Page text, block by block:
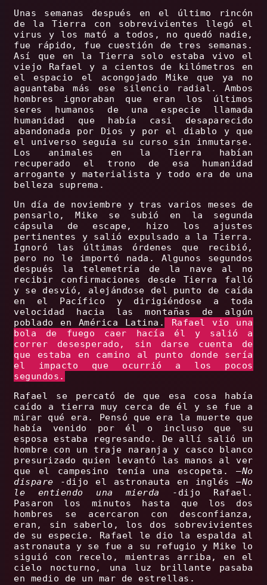
Unas semanas después en el último rincón
de la Tierra con sobrevivientes llegó el
virus y los mató a todos, no quedó nadie,
fue rápido, fue cuestión de tres semanas.
Así que en la Tierra solo estaba vivo el
viejo Rafael y a cientos de kilómetros en
el espacio el acongojado Mike que ya no
aguantaba más ese silencio radial. Ambos
hombres ignoraban que eran los últimos
seres humanos de una especie llamada
humanidad que había casi desaparecido
abandonada por Dios y por el diablo y que
el universo seguía su curso sin inmutarse.
Los animales en la Tierra habían
recuperado el trono de esa humanidad
arrogante y materialista y todo era de una
belleza suprema.
Un día de noviembre y tras varios meses de
pensarlo, Mike se subió en la segunda
cápsula de escape, hizo los ajustes
pertinentes y salió expulsado a la Tierra.
Ignoró las últimas órdenes que recibió,
pero no le importó nada. Algunos segundos
después la telemetría de la nave al no
recibir confirmaciones desde Tierra falló
y se desvió, alejándose del punto de caída
en el Pacífico y dirigiéndose a toda
velocidad hacia las montañas de algún
poblado en América Latina.
Rafael vio una
bola de fuego caer hacía él y salió a
correr desesperado, sin darse cuenta de
que estaba en camino al punto donde sería
el impacto que ocurrió a los pocos
segundos.
Rafael se percató de que esa cosa había
caído a tierra muy cerca de él y se fue a
mirar qué era. Pensó que era la muerte que
había venido por él o incluso que su
esposa estaba regresando. De allí salió un
hombre con un traje naranja y casco blanco
presurizado quien levantó las manos al ver
que el campesino tenía una escopeta. –No
dispare -dijo el astronauta en inglés –No
le entiendo una mierda
-dijo Rafael.
Pasaron los minutos hasta que los dos
hombres se acercaron con desconfianza,
eran, sin saberlo, los dos sobrevivientes
de su especie. Rafael le dio la espalda al
astronauta y se fue a su refugio y Mike lo
siguió con recelo, mientras arriba, en el
cielo nocturno, una luz brillante pasaba
en medio de un mar de estrellas.